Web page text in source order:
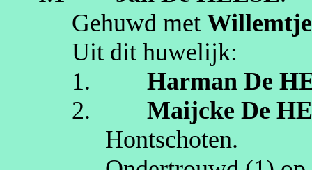
Gehuwd metWillemtje
Uit dit huwelijk:
1.
Harman De
2.
Maijcke De
Hontschoten.